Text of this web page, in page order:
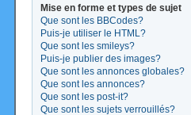
Mise en forme et types de sujet
Que sont les BBCodes?
Puis-je utiliser le HTML?
Que sont les smileys?
Puis-je publier des images?
Que sont les annonces globales?
Que sont les annonces?
Que sont les post-it?
Que sont les sujets verrouillés?